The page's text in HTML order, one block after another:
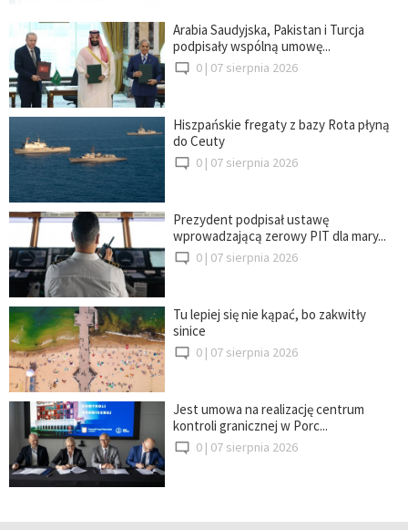
Arabia Saudyjska, Pakistan i Turcja
podpisały wspólną umowę...
0 | 07 sierpnia 2026
Hiszpańskie fregaty z bazy Rota płyną
do Ceuty
0 | 07 sierpnia 2026
Prezydent podpisał ustawę
wprowadzającą zerowy PIT dla mary...
0 | 07 sierpnia 2026
Tu lepiej się nie kąpać, bo zakwitły
sinice
0 | 07 sierpnia 2026
Jest umowa na realizację centrum
kontroli granicznej w Porc...
0 | 07 sierpnia 2026